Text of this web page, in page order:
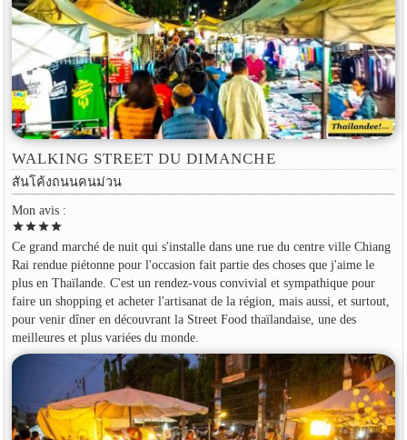
WALKING STREET DU DIMANCHE
สันโค้งถนนคนม่วน
Mon avis :
starstarstarstar
Ce grand marché de nuit qui s'installe dans une rue du centre ville Chiang
Rai rendue piétonne pour l'occasion fait partie des choses que j'aime le
plus en Thaïlande. C'est un rendez-vous convivial et sympathique pour
faire un shopping et acheter l'artisanat de la région, mais aussi, et surtout,
pour venir dîner en découvrant la Street Food thaïlandaise, une des
meilleures et plus variées du monde.